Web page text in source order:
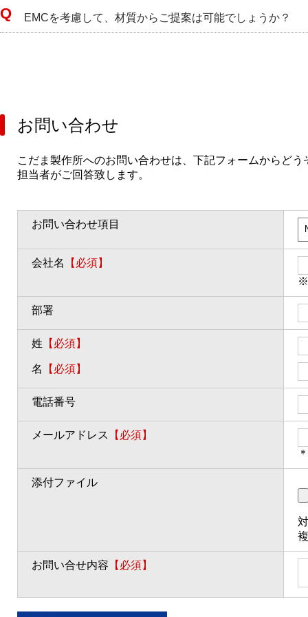
EMCを考慮して、材質からご提案は可能でしょうか？
お問い合わせ
こだま製作所へのお問い合わせは、下記フォームからどう
担当者がご回答致します。
お問い合わせ項目
会社名
【必須】
※
部署
姓 【必須】
名 【必須】
電話番号
メールアドレス
【必須】
添付ファイル
お問い合せ内容 【必須】